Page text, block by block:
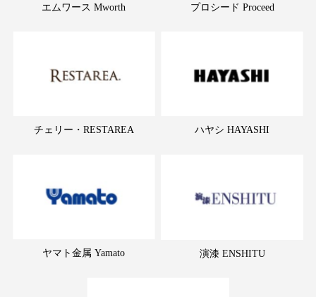
エムワース Mworth プロシード Proceed
チェリー・RESTAREA ハヤシ HAYASHI
ヤマト金属 Yamato 演漆 ENSHITU